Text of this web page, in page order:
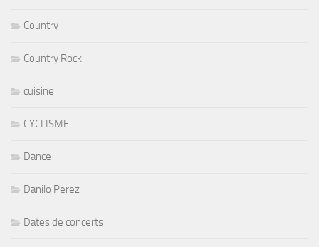
Country
Country Rock
cuisine
CYCLISME
Dance
Danilo Perez
Dates de concerts